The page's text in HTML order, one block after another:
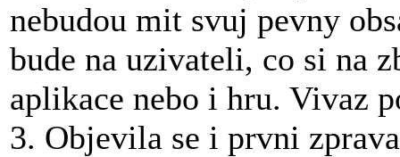
nebudou mit svuj pevny
bude na uzivateli, co si na
aplikace nebo i hru. Vivaz
3. Objevila se i prvni